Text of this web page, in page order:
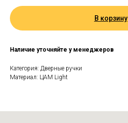
В корзину
Наличие уточняйте у менеджеров
Категория: Дверные ручки
Материал: ЦАМ Light